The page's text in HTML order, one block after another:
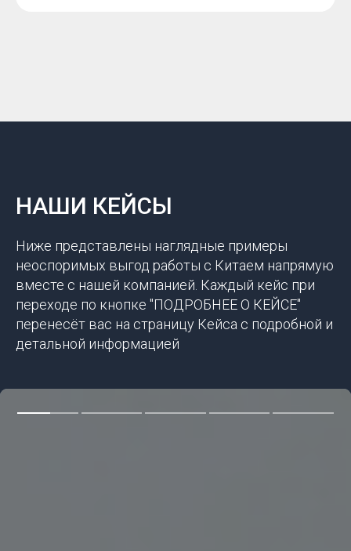
НАШИ КЕЙСЫ
Ниже представлены наглядные примеры
неоспоримых выгод работы с Китаем напрямую
вместе с нашей компанией. Каждый кейс при
переходе по кнопке "ПОДРОБНЕЕ О КЕЙСЕ"
перенесёт вас на страницу Кейса с подробной и
детальной информацией